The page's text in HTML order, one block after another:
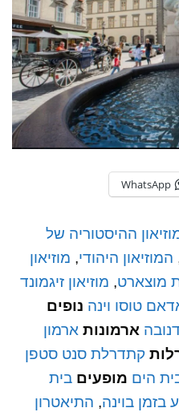
WhatsApp
ההיסטוריה של
המוזיאון היהודי, מוזיאון
מוצארט, מוזיאון זיגמונד
טוסו וינה נופים
ארמונות ארמון
קתדרלת סנט סטפן
הים מופעים בית
בזמן בוינה, התיאטרון